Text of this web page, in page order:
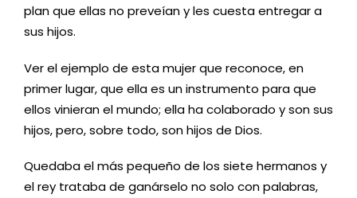
plan que ellas no preveían y les cuesta entregar a
sus hijos.
Ver el ejemplo de esta mujer que reconoce, en
primer lugar, que ella es un instrumento para que
ellos vinieran el mundo; ella ha colaborado y son sus
hijos, pero, sobre todo, son hijos de Dios.
Quedaba el más pequeño de los siete hermanos y
el rey trataba de ganárselo no solo con palabras,